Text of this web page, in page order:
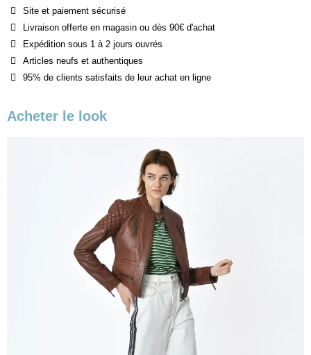
Site et paiement sécurisé
Livraison offerte en magasin ou dès 90€ d'achat
Expédition sous 1 à 2 jours ouvrés
Articles neufs et authentiques
95% de clients satisfaits de leur achat en ligne
Acheter le look